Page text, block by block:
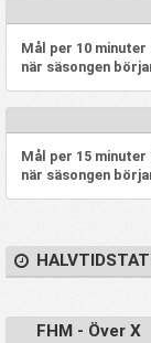
Mål per 10 minuter
när säsongen
Mål per 15 minuter
när säsongen
FHM - Över X